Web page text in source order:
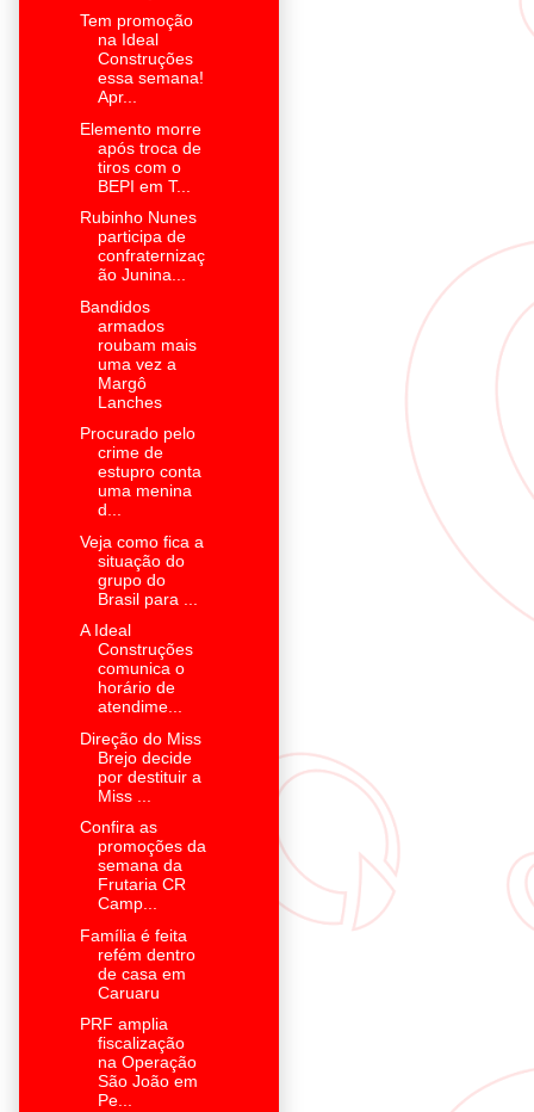
Tem promoção
na Ideal
Construções
essa semana!
Apr...
Elemento morre
após troca de
tiros com o
BEPI em T...
Rubinho Nunes
participa de
confraternizaç
ão Junina...
Bandidos
armados
roubam mais
uma vez a
Margô
Lanches
Procurado pelo
crime de
estupro conta
uma menina
d...
Veja como fica a
situação do
grupo do
Brasil para ...
A Ideal
Construções
comunica o
horário de
atendime...
Direção do Miss
Brejo decide
por destituir a
Miss ...
Confira as
promoções da
semana da
Frutaria CR
Camp...
Família é feita
refém dentro
de casa em
Caruaru
PRF amplia
fiscalização
na Operação
São João em
Pe...